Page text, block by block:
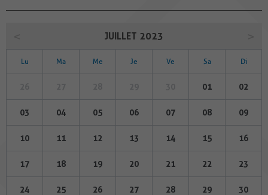
JUILLET 2023
Lu Ma Me Je Ve Sa Di
01 02
03 04 05 06 07 08 09
10 11 12 13 14 15 16
17 18 19 20 21 22 23
24 25 26 27 28 29 30